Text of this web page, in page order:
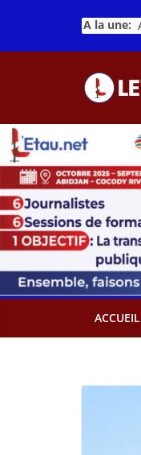
contenu
A la une:
ACCUEIL